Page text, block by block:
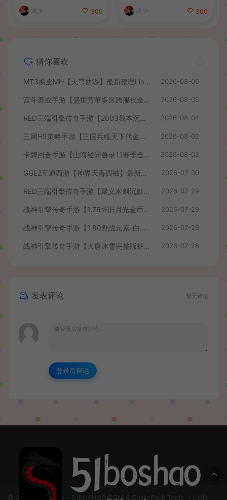
波少 300
+GM授权后台+简易安卓客户
端+详细搭建教程+视频教程
波少 300
猜你喜欢
MT3换皮MH【天穹西游】最新整理Linux手工服务端+安卓苹果双端+GM后台+详细搭建教程+全套源码+视频教程 2026-08-06
宫斗养成手游【盛世芳華多区跨服代金券本地优化版】最新整理单机一键即玩端+Linux手工服务端+CDK授权后台+安卓+详细搭建教程 2026-08-05
RED三端引擎传奇手游【2003我本沉默】最新整理Win系服务端+安卓苹果PC三端+详细搭建教程 2026-08-04
三网H5策略手游【三国兵临天下代金券内购七合修复版】最新整理单机一键即玩镜像端+Linux手工服务端+管理后台+GM授权后台+简易安卓客户端+详细搭建教程+视频教程 2026-08-02
卡牌回合手游【山海经异兽录11赛季全人物代金券内购版】最新整理WIN系服务端+授权GM后台+管理后台+热更修改工具+安卓+详细搭建教程 2026-08-02
GGE2互通西游【神界天海西柚】最新整理Win系服务端+安卓苹果PC三端+内置GM工具+全套源码+详细搭建教程+视频教程 2026-07-30
RED三端引擎传奇手游【聚义木剑沉默高仿嘟嘟沉默】最新整理Win系服务端+安卓苹果PC三端+详细搭建教程 2026-07-29
战神引擎传奇手游【1.76怀旧月光金币版】最新整理Win系复古服务端+安卓苹果双端+GM授权物品后台+详细搭建教程 2026-07-29
战神引擎传奇手游【1.80野战元素-白猪7.2免授权】最新整理Win系特色服务端+安卓+GM授权物品后台+详细搭建教程 2026-07-28
战神引擎传奇手游【大唐冰雪完整版裤衩7.0免授权】最新整理Win系特色服务端+GM授权后台+安卓苹果双端+详细搭建教程 2026-07-28
发表评论 暂无评论
登录后评论
© 2024 51boshao - 51BOSHAO.COM & CustoPack Tools ：Little